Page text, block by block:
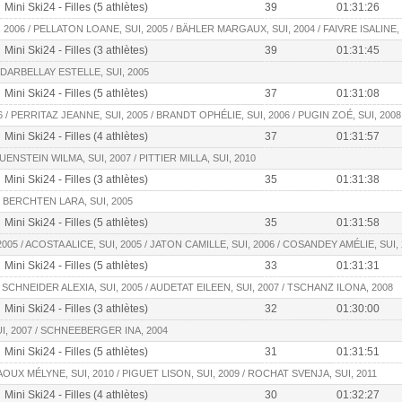
Mini Ski24 - Filles (5 athlètes) 39 01:31:26
/ PELLATON LOANE, SUI, 2005 / BÄHLER MARGAUX, SUI, 2004 / FAIVRE ISALINE,
Mini Ski24 - Filles (3 athlètes) 39 01:31:45
ESTELLE, SUI, 2005
Mini Ski24 - Filles (5 athlètes) 37 01:31:08
PERRITAZ JEANNE, SUI, 2005 / BRANDT OPHÉLIE, SUI, 2006 / PUGIN ZOÉ, SUI, 2008
Mini Ski24 - Filles (4 athlètes) 37 01:31:57
WILMA, SUI, 2007 / PITTIER MILLA, SUI, 2010
Mini Ski24 - Filles (3 athlètes) 35 01:31:38
LARA, SUI, 2005
Mini Ski24 - Filles (5 athlètes) 35 01:31:58
/ ACOSTA ALICE, SUI, 2005 / JATON CAMILLE, SUI, 2006 / COSANDEY AMÉLIE, SUI,
Mini Ski24 - Filles (5 athlètes) 33 01:31:31
ALEXIA, SUI, 2005 / AUDETAT EILEEN, SUI, 2007 / TSCHANZ ILONA, 2008
Mini Ski24 - Filles (3 athlètes) 32 01:30:00
2007 / SCHNEEBERGER INA, 2004
Mini Ski24 - Filles (5 athlètes) 31 01:31:51
MÉLYNE, SUI, 2010 / PIGUET LISON, SUI, 2009 / ROCHAT SVENJA, SUI, 2011
Mini Ski24 - Filles (4 athlètes) 30 01:32:27